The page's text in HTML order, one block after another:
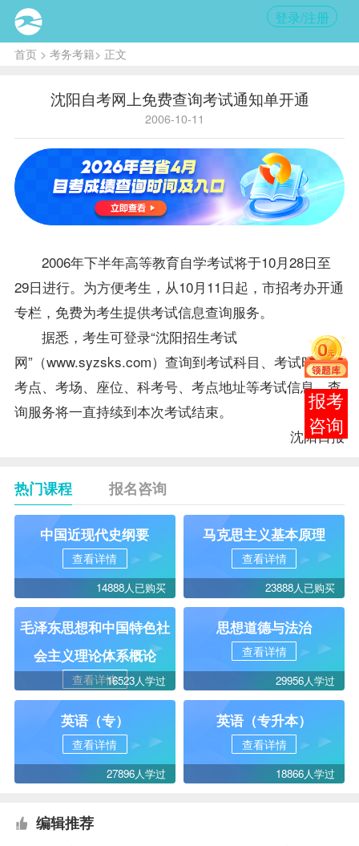
登录/注册
首页> 考务考籍> 正文
沈阳自考网上免费查询考试通知单开通
2006-10-11
2006年下半年高等教育自学考试将于10月28日至
29日进行。为方便考生，从10月11日起，市招考办开通
专栏，免费为考生提供考试信息查询服务。
据悉，考生可登录“沈阳招生考试
网”（www.syzsks.com）查询到考试科目、考试时间、
考点、考场、座位、科考号、考点地址等考试信息。查
询服务将一直持续到本次考试结束。
沈阳日报
热门课程 报名咨询
中国近现代史纲要
查看详情
14888人已购买
马克思主义基本原理
查看详情
23888人已购买
毛泽东思想和中国特色社
会主义理论体系概论
查看详情16523人学过
思想道德与法治
查看详情
29956人学过
英语（专）
查看详情
27896人学过
英语（专升本）
查看详情
18866人学过
编辑推荐
报考
咨询